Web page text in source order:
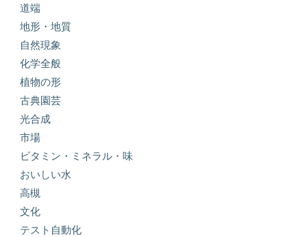
道端
地形・地質
自然現象
化学全般
植物の形
古典園芸
光合成
市場
ビタミン・ミネラル・味
おいしい水
高槻
文化
テスト自動化